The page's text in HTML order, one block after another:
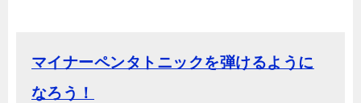
マイナーペンタトニックを弾けるように
なろう！